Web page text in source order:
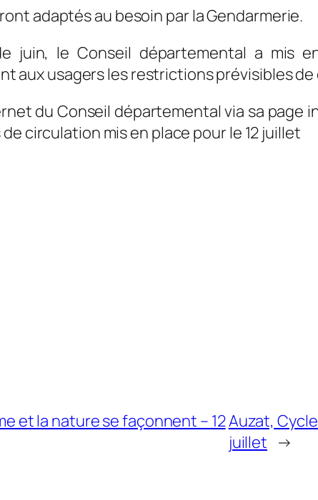
adaptés au besoin par la Gendarmerie.
juin, le Conseil départemental a mis
aux usagers les restrictions prévisibles de
du Conseil départemental via sa page
circulation mis en place pour le 12 juillet
et la nature se façonnent – 12Auzat,
juillet →